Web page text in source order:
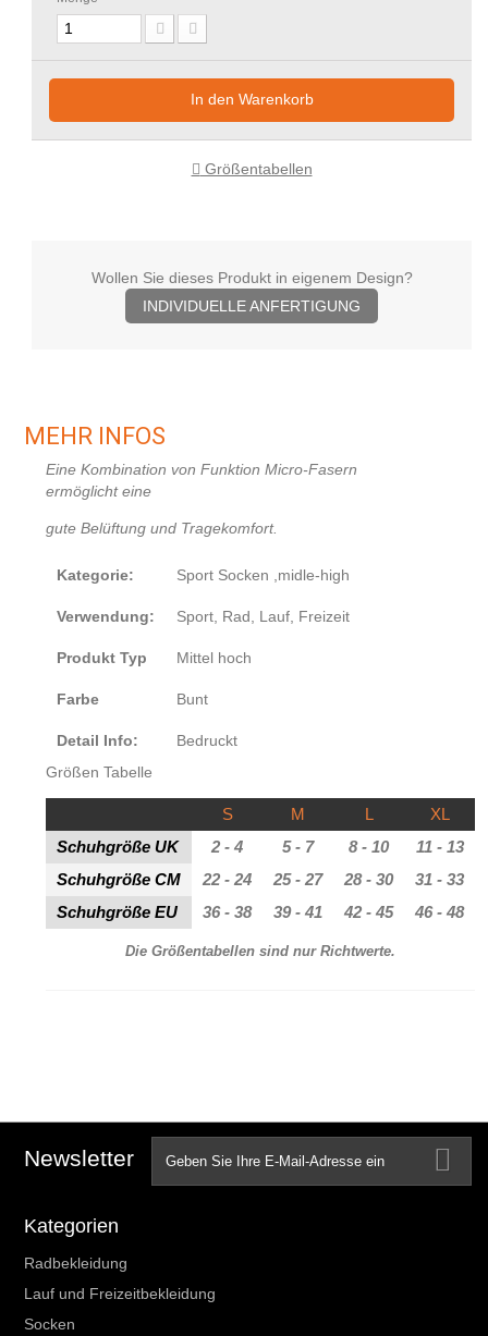
In den Warenkorb
Größentabellen
Wollen Sie dieses Produkt in eigenem Design?
INDIVIDUELLE ANFERTIGUNG
MEHR INFOS
Eine Kombination von Funktion Micro-Fasern
ermöglichteine
gute Belüftung und Tragekomfort.
Kategorie: Sport Socken ,midle-high
Verwendung: Sport, Rad, Lauf, Freizeit
Produkt Typ Mittel hoch
Farbe Bunt
Detail Info:
Bedruckt
Größen Tabelle
S M L XL
Die Größentabellen sind nur Richtwerte.
Schuhgröße UK 2 - 4 5 - 7 8 - 10
11 - 13
Schuhgröße CM
22 - 24 25 - 27 28 - 30
31 - 33
Schuhgröße EU
36 - 38 39 - 41 42 - 45 46 - 48
Newsletter
Kategorien
Radbekleidung
Lauf und Freizeitbekleidung
Socken